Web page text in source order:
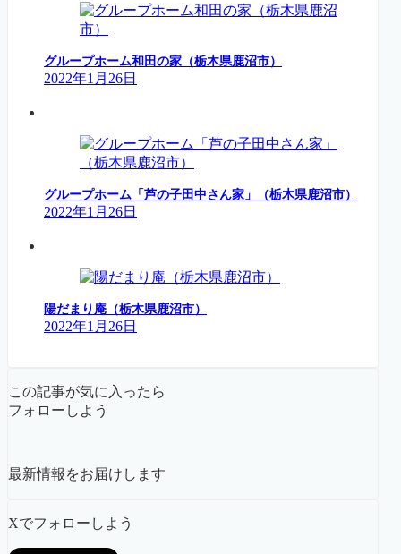
グループホーム和田の家（栃木県鹿沼市）
2022年1月26日
グループホーム「芦の子田中さん家」（栃木県鹿沼市）
2022年1月26日
陽だまり庵（栃木県鹿沼市）
2022年1月26日
この記事が気に入ったら
フォローしよう
最新情報をお届けします
Xでフォローしよう